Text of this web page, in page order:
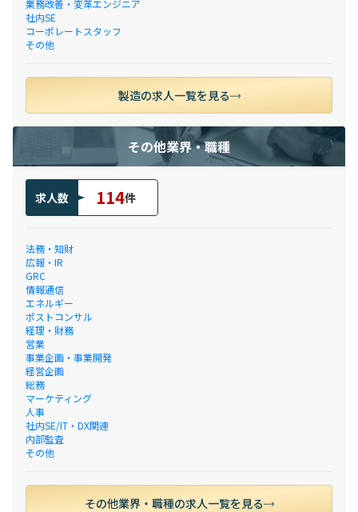
業務改善・変革エンジニア
社内SE
コーポレートスタッフ
その他
製造の求人一覧を見る
その他業界・職種
求人数 114件
法務・知財
広報・IR
GRC
情報通信
エネルギー
ポストコンサル
経理・財務
営業
事業企画・事業開発
経営企画
総務
マーケティング
人事
社内SE/IT・DX関連
内部監査
その他
その他業界・職種の求人一覧を見る